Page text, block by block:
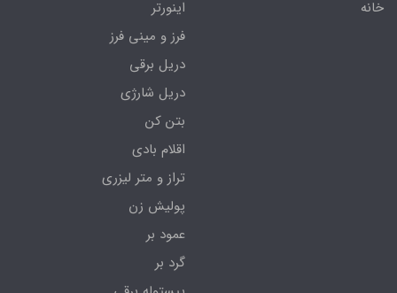
خانه
اینورتر
فرز و مینی فرز
دریل برقی
دریل شارژی
بتن کن
اقلام بادی
تراز و متر لیزری
پولیش زن
عمود بر
گرد بر